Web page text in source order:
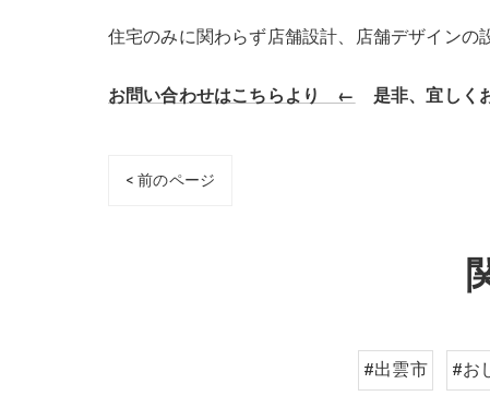
住宅のみに関わらず店舗設計、店舗デザインの
お問い合わせはこちらより ← 是非、宜しく
< 前のページ
#出雲市 #お